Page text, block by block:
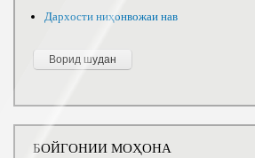
Дархости ниҳонвожаи нав
БОЙГОНИИ МОҲОНА